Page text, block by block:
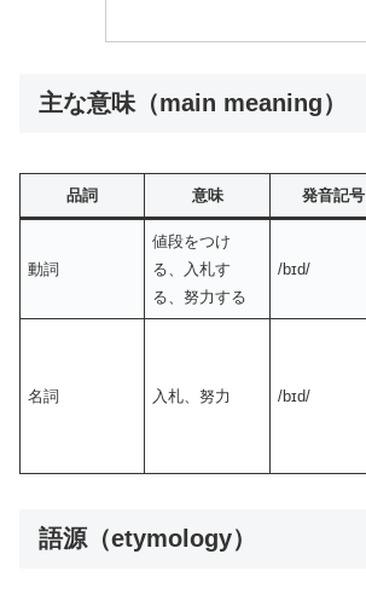
主な意味（main meaning）
品詞 意味 発音記号
動詞
値段をつけ
る、入札す
る、努力する
/bɪd/
名詞 入札、努力 /bɪd/
語源（etymology）